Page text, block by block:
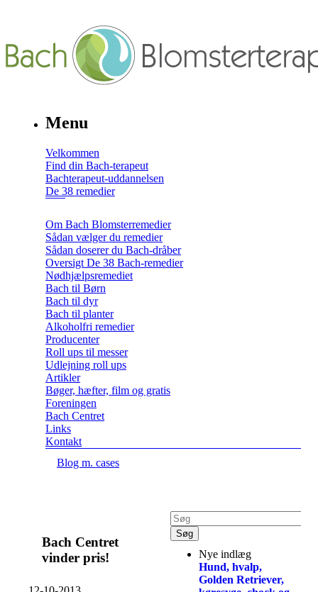
Menu
Velkommen
Find din Bach-terapeut
Bachterapeut-uddannelsen
De 38 remedier
Om Bach Blomsterremedier
Sådan vælger du remedier
Sådan doserer du Bach-dråber
Oversigt De 38 Bach-remedier
Nødhjælpsremediet
Bach til Børn
Bach til dyr
Bach til planter
Alkoholfri remedier
Producenter
Roll ups til messer
Udlejning roll ups
Artikler
Bøger, hæfter, film og gratis
Foreningen
Bach Centret
Links
Kontakt
Blog m. cases
Bach Centret
vinder pris!
Nye indlæg
Hund, hvalp,
Golden Retriever,